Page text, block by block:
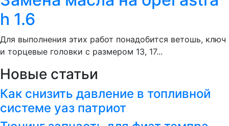
h 1.6
Для выполнения этих работ понадобится ветошь, ключ
и торцевые головки с размером 13, 17...
Новые статьи
Как снизить давление в топливной
системе уаз патриот